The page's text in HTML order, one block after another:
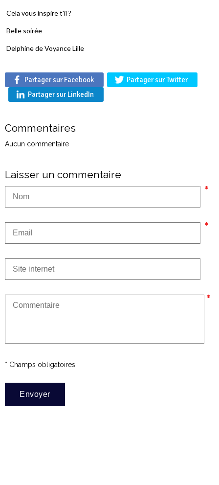
Cela vous inspire t'il ?
Belle soirée
Delphine de Voyance Lille
Partager sur Facebook
Partager sur Twitter
Partager sur LinkedIn
Commentaires
Aucun commentaire
Laisser un commentaire
* Champs obligatoires